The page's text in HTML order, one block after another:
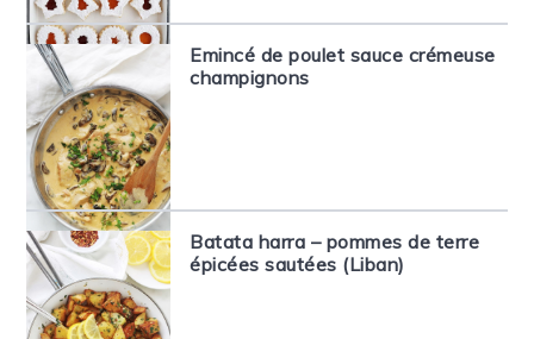
Emincé de poulet sauce crémeuse
champignons
Batata harra – pommes de terre
épicées sautées (Liban)